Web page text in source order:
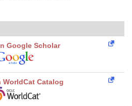
Google Scholar
WorldCat Catalog